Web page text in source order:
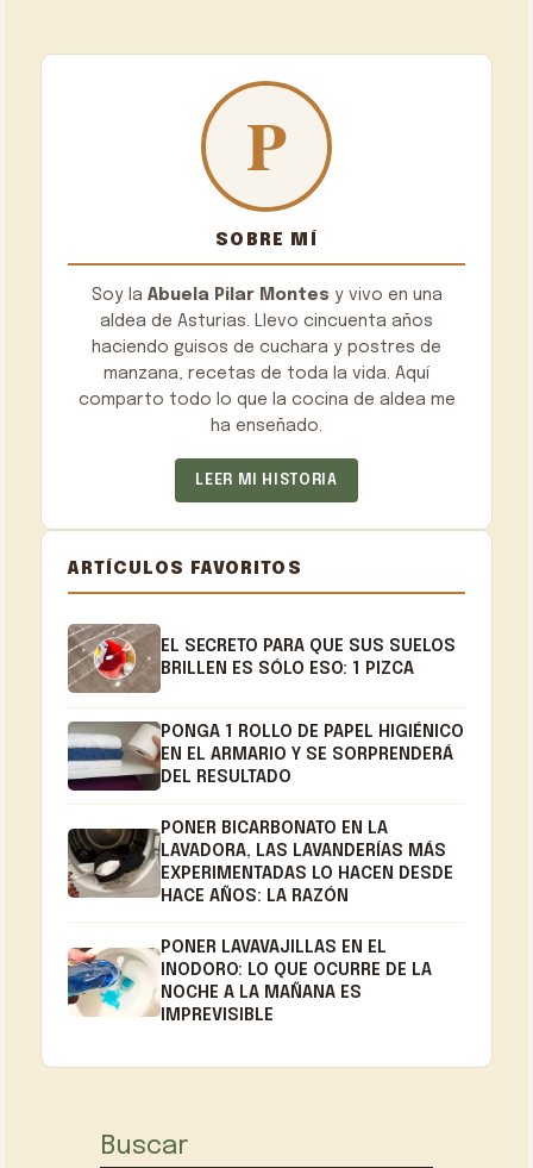
SOBRE MÍ
Soy la Abuela Pilar Montes y vivo en una
aldea de Asturias. Llevo cincuenta años
haciendo guisos de cuchara y postres de
manzana, recetas de toda la vida. Aquí
comparto todo lo que la cocina de aldea me
ha enseñado.
LEER MI HISTORIA
ARTÍCULOS FAVORITOS
EL SECRETO PARA QUE SUS SUELOS
BRILLEN ES SÓLO ESO: 1 PIZCA
PONGA 1 ROLLO DE PAPEL HIGIÉNICO
EN EL ARMARIO Y SE SORPRENDERÁ
DEL RESULTADO
PONER BICARBONATO EN LA
LAVADORA, LAS LAVANDERÍAS MÁS
EXPERIMENTADAS LO HACEN DESDE
HACE AÑOS: LA RAZÓN
PONER LAVAVAJILLAS EN EL
INODORO: LO QUE OCURRE DE LA
NOCHE A LA MAÑANA ES
IMPREVISIBLE
Buscar